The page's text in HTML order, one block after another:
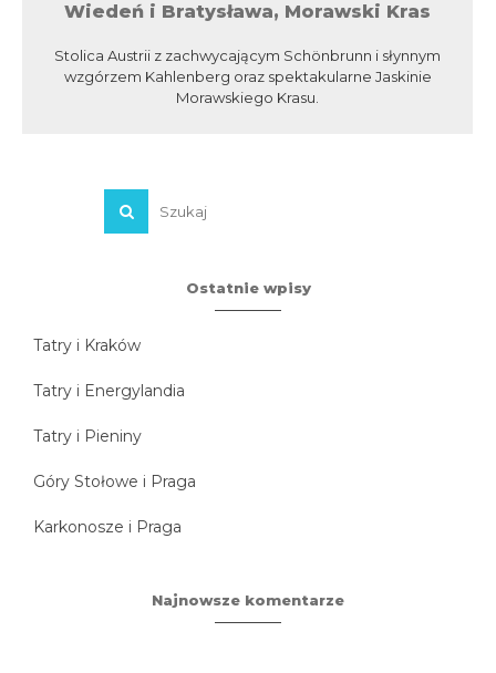
Wiedeń i Bratysława, Morawski Kras
Stolica Austrii z zachwycającym Schönbrunn i słynnym
wzgórzem Kahlenberg oraz spektakularne Jaskinie
Morawskiego Krasu.
Ostatnie wpisy
Tatry i Kraków
Tatry i Energylandia
Tatry i Pieniny
Góry Stołowe i Praga
Karkonosze i Praga
Najnowsze komentarze